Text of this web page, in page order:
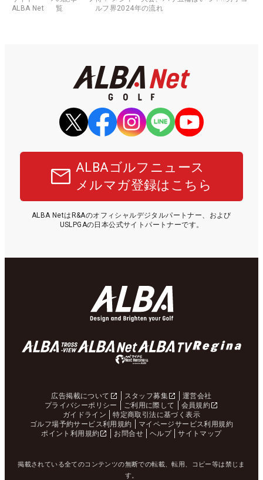
ALBA Net
覧
ルフ界2024年の流れ
ALBAゴルフニュース
メルマガ登録はこちら
ALBA NetはR&Aのオフィシャルデジタルパートナー、および
USLPGAの日本公式サイトパートナーです。
広告掲載について スタッフ募集
運営会社
プライバシーポリシー
ご利用に際して
会員規約
ガイドライン
特定商取引法に基づく表示
ゴルフ場予約サービス利用規約
マイページサービス利用規約
ポイント利用規約
お問合せ ヘルプ サイトマップ
掲載されている全てのコンテンツの無断での転載、転用、コピー等は禁じま
す。